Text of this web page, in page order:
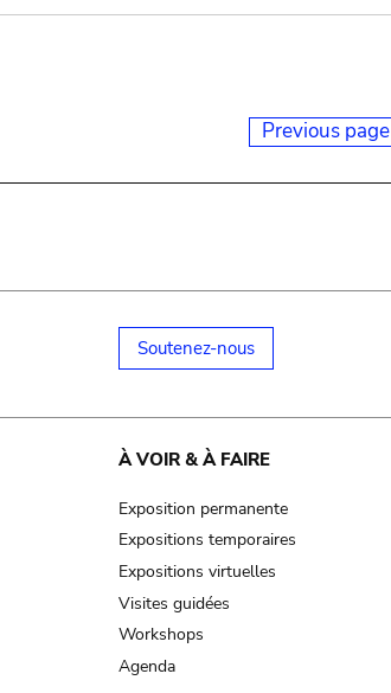
Previous page
Soutenez-nous
À VOIR & À FAIRE
Exposition permanente
Expositions temporaires
Expositions virtuelles
Visites guidées
Workshops
Agenda